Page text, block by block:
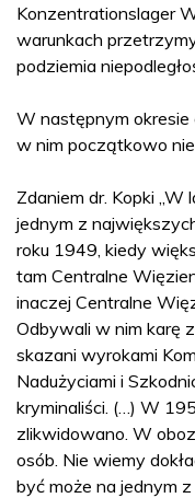
Konzentrationslager
warunkach
podziemia
W następnym okresie
w nim początkowo
Zdaniem dr. Kopki
jednym z
roku 1949, kiedy
tam Centralne
inaczej Centralne
Odbywali w nim karę
skazani wyrokami
Nadużyciami i
kryminaliści. (…) W
zlikwidowano. W
osób. Nie wiemy
być może na jednym